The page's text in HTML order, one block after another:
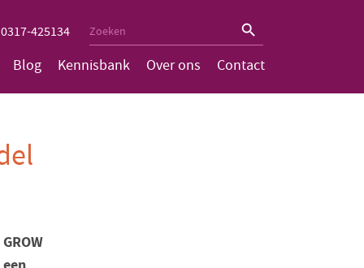
0317-425134 Zoek
naar:
Blog Kennisbank Over ons Contact